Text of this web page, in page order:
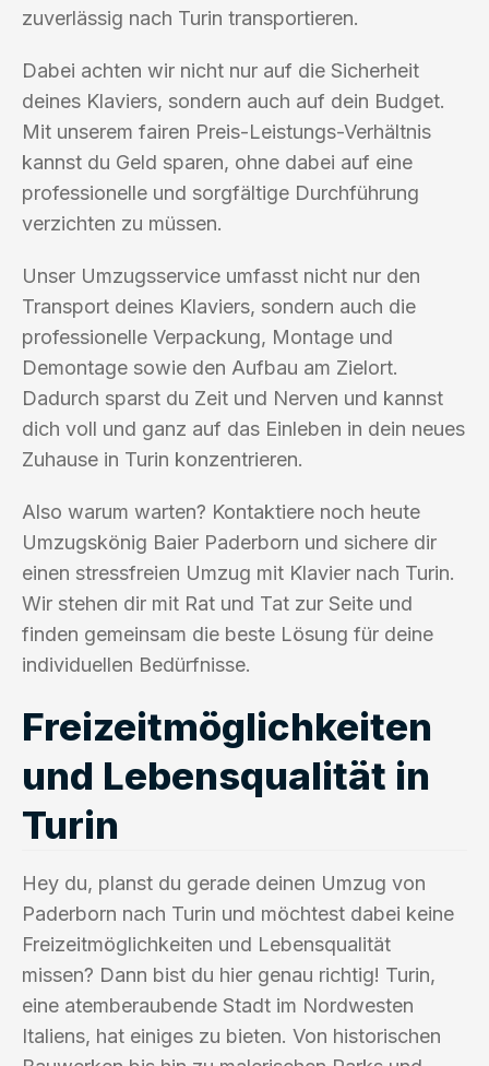
zuverlässig nach Turin transportieren.
Dabei achten wir nicht nur auf die Sicherheit
deines Klaviers, sondern auch auf dein Budget.
Mit unserem fairen Preis-Leistungs-Verhältnis
kannst du Geld sparen, ohne dabei auf eine
professionelle und sorgfältige Durchführung
verzichten zu müssen.
Unser Umzugsservice umfasst nicht nur den
Transport deines Klaviers, sondern auch die
professionelle Verpackung, Montage und
Demontage sowie den Aufbau am Zielort.
Dadurch sparst du Zeit und Nerven und kannst
dich voll und ganz auf das Einleben in dein neues
Zuhause in Turin konzentrieren.
Also warum warten? Kontaktiere noch heute
Umzugskönig Baier Paderborn und sichere dir
einen stressfreien Umzug mit Klavier nach Turin.
Wir stehen dir mit Rat und Tat zur Seite und
finden gemeinsam die beste Lösung für deine
individuellen Bedürfnisse.
Freizeitmöglichkeiten
und Lebensqualität in
Turin
Hey du, planst du gerade deinen Umzug von
Paderborn nach Turin und möchtest dabei keine
Freizeitmöglichkeiten und Lebensqualität
missen? Dann bist du hier genau richtig! Turin,
eine atemberaubende Stadt im Nordwesten
Italiens, hat einiges zu bieten. Von historischen